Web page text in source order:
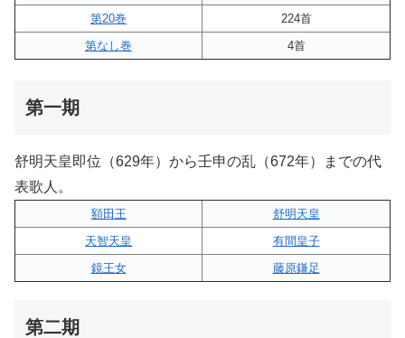
第20巻
224首
第なし巻
4首
第一期
舒明天皇即位（629年）から壬申の乱（672年）までの代
表歌人。
額田王
舒明天皇
天智天皇
有間皇子
鏡王女
藤原鎌足
第二期